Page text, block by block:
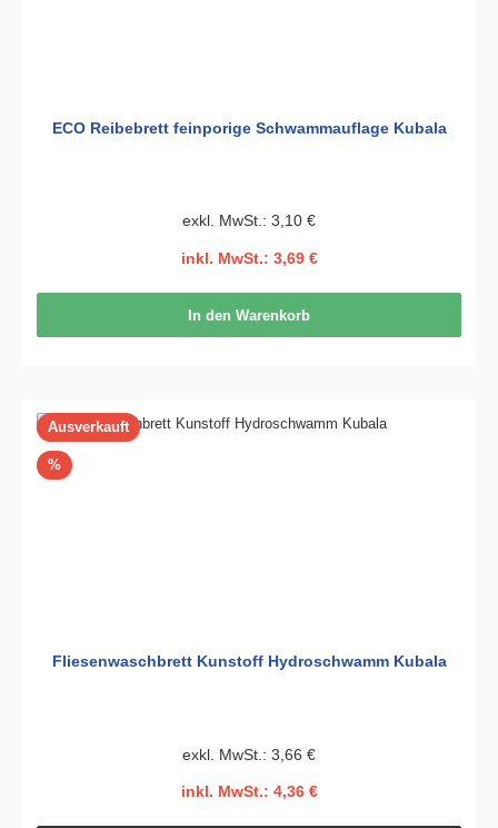
ECO Reibebrett feinporige Schwammauflage Kubala
exkl. MwSt.: 3,10 €
inkl. MwSt.: 3,69 €
In den Warenkorb
Ausverkauft
%Rabatt
Fliesenwaschbrett Kunstoff Hydroschwamm Kubala
exkl. MwSt.: 3,66 €
inkl. MwSt.: 4,36 €